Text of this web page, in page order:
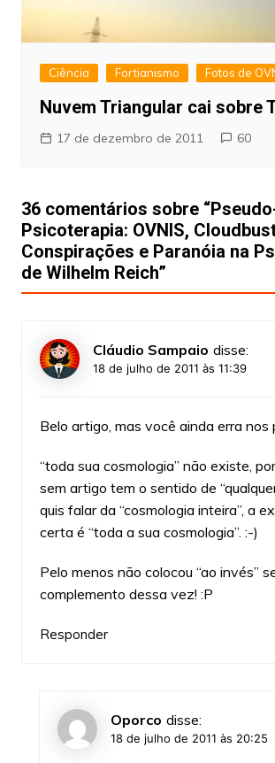
Ciência Fortianismo Fotos de
Nuvem Triangular cai sobre
17 de dezembro de 2011 60
36 comentários sobre “
Psicoterapia: OVNIS,
Conspirações e Paranóia na
de Wilhelm Reich”
Cláudio Sampaio disse:
18 de julho de 2011 às 11:39
Belo artigo, mas você ainda erra nos
“toda sua cosmologia” não existe,
sem artigo tem o sentido de
quis falar da “cosmologia inteira”, a
certa é “toda a sua cosmologia”. :-)
Pelo menos não colocou “ao invés”
complemento dessa vez! :P
Responder
Oporco disse:
18 de julho de 2011 às 20:25